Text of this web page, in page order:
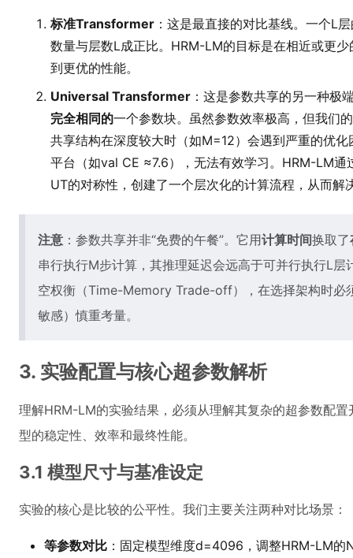
标准Transformer ：这是最直接的对比基线。一个L
数量与层数L成正比。HRM-LM的目标是在相近或更
到更优的性能。
Universal Transformer ：这是参数共享的另一种极
完全相同的一个参数块。虽然参数效率极高，但我们
共享结构在深度较大时（如M=12）会遇到严重的优
平台（如val CE ≈7.6），无法有效学习。HRM-LM通
UT的对称性，创建了一个层次化的计算流程，从而解
注意 ：参数共享并非“免费的午餐”。它用计算时间换取了
串行执行M步计算，其推理延迟会远高于可并行执行L
空权衡（Time-Memory Trade-off），在选择架构时必
敏感）慎重考量。
3. 实验配置与核心超参数解析
理解HRM-LM的实验结果，必须从理解其复杂的超参数配
型的稳定性、效率和最终性能。
3.1 模型尺寸与基准设定
实验的核心是比较的公平性。我们主要关注两种对比场景：
等参数对比 ：固定模型维度d=4096，调整HRM-LM的